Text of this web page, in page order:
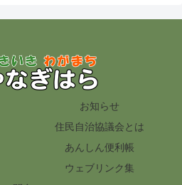
お知らせ
住民自治協議会とは
あんしん便利帳
ウェブリンク集